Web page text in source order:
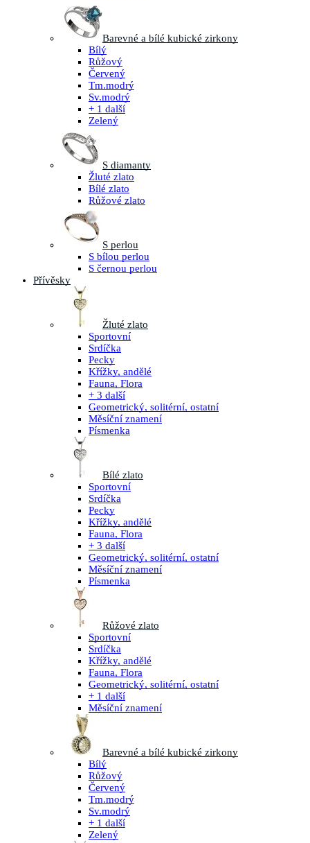
Barevné a bílé kubické zirkony
Bílý
Růžový
Červený
Tm.modrý
Sv.modrý
+ 1 další
Zelený
S diamanty
Žluté zlato
Bílé zlato
Růžové zlato
S perlou
S bílou perlou
S černou perlou
Přívěsky
Žluté zlato
Sportovní
Srdíčka
Pecky
Křížky, andělé
Fauna, Flora
+ 3 další
Geometrický, solitérní, ostatní
Měsíční znamení
Písmenka
Bílé zlato
Sportovní
Srdíčka
Pecky
Křížky, andělé
Fauna, Flora
+ 3 další
Geometrický, solitérní, ostatní
Měsíční znamení
Písmenka
Růžové zlato
Sportovní
Srdíčka
Křížky, andělé
Fauna, Flora
Geometrický, solitérní, ostatní
+ 1 další
Měsíční znamení
Barevné a bílé kubické zirkony
Bílý
Růžový
Červený
Tm.modrý
Sv.modrý
+ 1 další
Zelený